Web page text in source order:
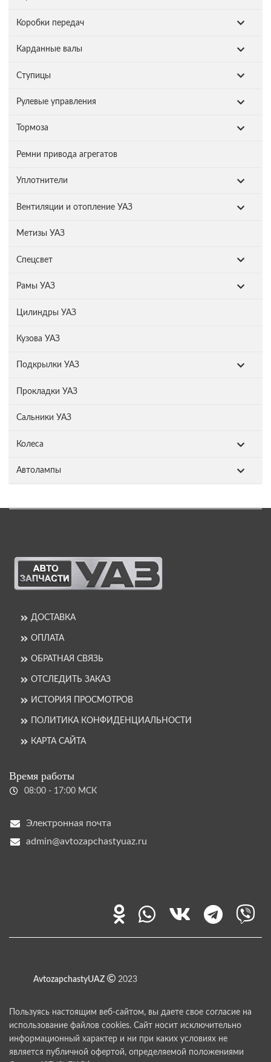
Коробки передач
Карданные валы
Ступицы
Рулевые управления
Тормоза
Ремни привода агрегатов
Уплотнители
Вентиляции и отопление УАЗ
Метизы УАЗ
Спецсвет
Рамы УАЗ
Цилиндры УАЗ
Кузова УАЗ
Подкрылки УАЗ
Прокладки УАЗ
Сальники УАЗ
Колеса
Автолампы
ДОСТАВКА
ОПЛАТА
ОБРАТНАЯ СВЯЗЬ
ОТСЛЕДИТЬ ЗАКАЗ
ИСТОРИЯ ПРОСМОТРОВ
ПОЛИТИКА КОНФИДЕНЦИАЛЬНОСТИ
КАРТА САЙТА
Время работы
08:00 - 17:00 МСК
Электронная почта
admin@avtozapchastyuaz.ru
AvtozapchastyUAZ 2023
Пользуясь настоящим веб-сайтом, вы даете свое согласие на
использование файлов cookies. Сайт носит исключительно
информационный характер и ни при каких условиях не
является публичной офертой, определяемой положениями